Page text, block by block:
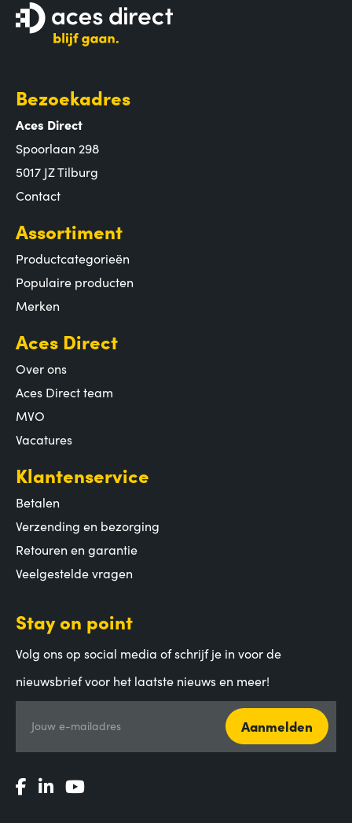
Bezoekadres
Aces Direct
Spoorlaan 298
5017 JZ Tilburg
Contact
Assortiment
Productcategorieën
Populaire producten
Merken
Aces Direct
Over ons
Aces Direct team
MVO
Vacatures
Klantenservice
Betalen
Verzending en bezorging
Retouren en garantie
Veelgestelde vragen
Stay on point
Volg ons op social media of schrijf je in voor de
nieuwsbrief voor het laatste nieuws en meer!
Jouw e-mailadres Aanmelden